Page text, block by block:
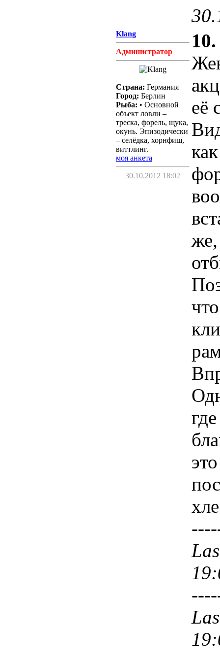
Klang
Администратор
Страна: Германия
Город: Берлин
Рыба: • Основной
объект ловли –
треска, форель, щука,
окунь. Эпизодически
– селёдка, хорнфиш,
виттлинг.
моя анкета
30.10.2012 18:02
10.
её